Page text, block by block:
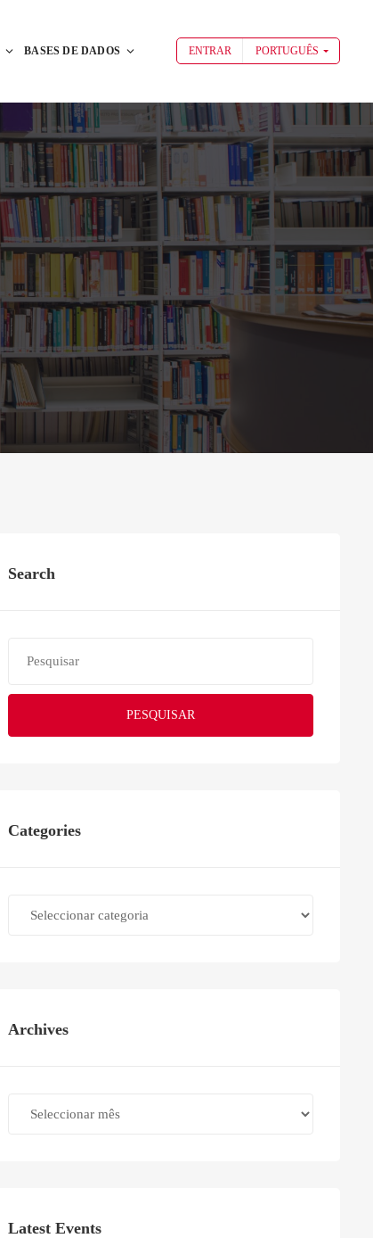
BASES DE DADOS ENTRAR PORTUGUÊS
Search
PESQUISAR
Categories
Archives
Latest Events